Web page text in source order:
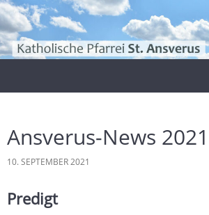
Zum
Inhalt
springen
Ansverus-News
10. SEPTEMBER 2021
Predigt